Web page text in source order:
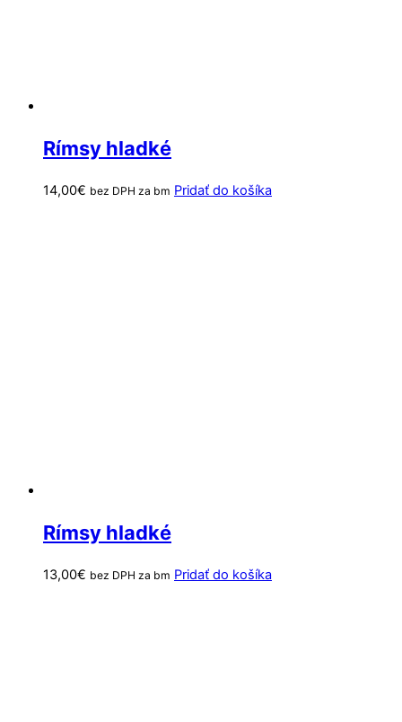
Rímsy hladké
14,00€ bez DPH za bm Pridať do košíka
Rímsy hladké
13,00€ bez DPH za bm Pridať do košíka